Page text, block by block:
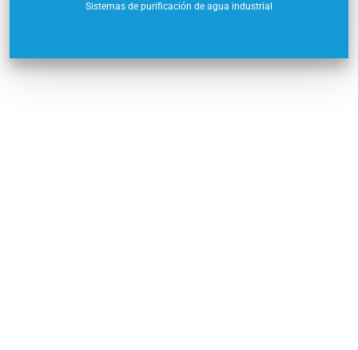
Sistemas de purificación de agua industrial